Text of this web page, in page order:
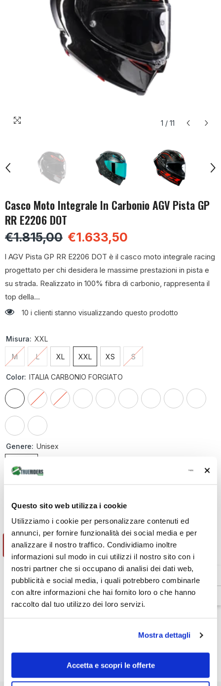
Questo sito web utilizza i cookie
Utilizziamo i cookie per personalizzare contenuti ed
annunci, per fornire funzionalità dei social media e per
analizzare il nostro traffico. Condividiamo inoltre
informazioni sul modo in cui utilizzi il nostro sito con i
nostri partner che si occupano di analisi dei dati web,
pubblicità e social media, i quali potrebbero combinarle
con altre informazioni che hai fornito loro o che hanno
raccolto dal tuo utilizzo dei loro servizi.
Mostra dettagli
Accetta e scopri le offerte
1 / 11
Casco Moto Integrale In Carbonio AGV Pista GP
RR E2206 DOT
€1.815,00 €1.633,50
l AGV Pista GP RR E2206 DOT è il casco moto integrale racing
progettato per chi desidera le massime prestazioni in pista e
su strada. Realizzato in 100% fibra di carbonio, rappresenta il
top della...
10 i clienti stanno visualizzando questo prodotto
Misura: XXL
M L XL XXL XS S
Color: ITALIA CARBONIO FORGIATO
Genere: Unisex
Unisex
Diminuire
la
quantità
per
Casco
Integrale
in
AGV
Pista
GP
RR
DOT
Aumenta
la
quantità
per
Casco
Integrale
in
AGV
Pista
GP
RR
DOT
Totale parziale:€1.633,50
AGGIUNGI AL CARRELLO
Venditore:
Agv
SKU:
2118356002003011
Disponibilità:
In magazzino
Dettagli prodotto